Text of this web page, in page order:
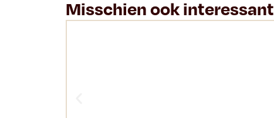
Misschien ook interessant